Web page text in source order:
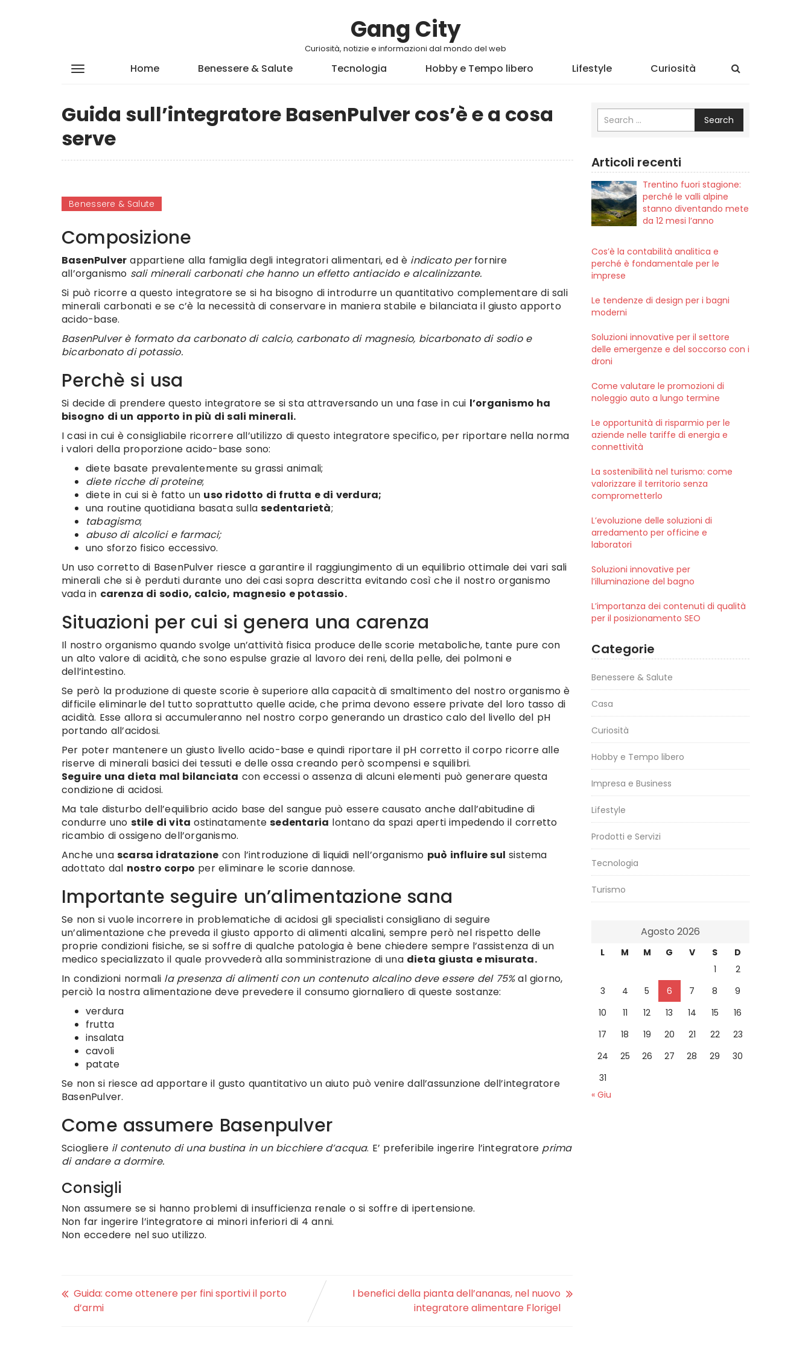
Gang City
Curiosità, notizie e informazioni dal mondo del web
Home Benessere & Salute Tecnologia Hobby e Tempo libero Lifestyle Curiosità
Guida sull’integratore BasenPulver cos’è e a cosa
serve
Benessere & Salute
Composizione
BasenPulver appartiene alla famiglia degli integratori alimentari, ed è indicato perfornire
all’organismo sali minerali carbonati che hanno un effetto antiacido e alcalinizzante.
Si può ricorre a questo integratore se si ha bisogno di introdurre un quantitativo complementare di sali
minerali carbonati e se c’è la necessità di conservare in maniera stabile e bilanciata il giusto apporto
acido-base.
BasenPulver è formato da carbonato di calcio, carbonato di magnesio, bicarbonato di sodio e
bicarbonato di potassio.
Perchè si usa
Si decide di prendere questo integratore se si sta attraversando un una fase in cui l’organismo ha
bisogno di un apporto in più di sali minerali.
I casi in cui è consigliabile ricorrere all’utilizzo di questo integratore specifico, per riportare nella norma
i valori della proporzione acido-base sono:
diete basate prevalentemente su grassi animali;
diete ricche di proteine;
diete in cui si è fatto un uso ridotto di frutta e di verdura;
una routine quotidiana basata sullasedentarietà;
tabagismo;
abuso di alcolici e farmaci;
uno sforzo fisico eccessivo.
Un uso corretto di BasenPulver riesce a garantire il raggiungimento di un equilibrio ottimale dei vari sali
minerali che si è perduti durante uno dei casi sopra descritta evitando così che il nostro organismo
vada in carenza di sodio, calcio, magnesio e potassio.
Situazioni per cui si genera una carenza
Il nostro organismo quando svolge un’attività fisica produce delle scorie metaboliche, tante pure con
un alto valore di acidità, che sono espulse grazie al lavoro dei reni, della pelle, dei polmoni e
dell’intestino.
Se però la produzione di queste scorie è superiore alla capacità di smaltimento del nostro organismo è
difficile eliminarle del tutto soprattutto quelle acide, che prima devono essere private del loro tasso di
acidità. Esse allora si accumuleranno nel nostro corpo generando un drastico calo del livello del pH
portando all’acidosi.
Per poter mantenere un giusto livello acido-base e quindi riportare il pH corretto il corpo ricorre alle
riserve di minerali basici dei tessuti e delle ossa creando però scompensi e squilibri.
Seguire una dieta mal bilanciata con eccessi o assenza di alcuni elementi può generare questa
condizione di acidosi.
Ma tale disturbo dell’equilibrio acido base del sangue può essere causato anche dall’abitudine di
condurre uno stile di vita ostinatamentesedentaria lontano da spazi aperti impedendo il corretto
ricambio di ossigeno dell’organismo.
Anche una scarsa idratazione con l’introduzione di liquidi nell’organismo può influire sul sistema
adottato dal nostro corpo per eliminare le scorie dannose.
Importante seguire un’alimentazione sana
Se non si vuole incorrere in problematiche di acidosi gli specialisti consigliano di seguire
un’alimentazione che preveda il giusto apporto di alimenti alcalini, sempre però nel rispetto delle
proprie condizioni fisiche, se si soffre di qualche patologia è bene chiedere sempre l’assistenza di un
medico specializzato il quale provvederà alla somministrazione di una dieta giusta e misurata.
In condizioni normali la presenza di alimenti con un contenuto alcalino deve essere del 75%al giorno,
perciò la nostra alimentazione deve prevedere il consumo giornaliero di queste sostanze:
verdura
frutta
insalata
cavoli
patate
Se non si riesce ad apportare il gusto quantitativo un aiuto può venire dall’assunzione dell’integratore
BasenPulver.
Come assumere Basenpulver
Sciogliere il contenuto di una bustina in un bicchiere d’acqua. E’ preferibile ingerire l’integratore prima
di andare a dormire.
Consigli
Non assumere se si hanno problemi di insufficienza renale o si soffre di ipertensione.
Non far ingerire l’integratore ai minori inferiori di 4 anni.
Non eccedere nel suo utilizzo.
Guida: come ottenere per fini sportivi il porto
d’armi
I benefici della pianta dell’ananas, nel nuovo
integratore alimentare Florigel
Search
Articoli recenti
Trentino fuori stagione:
perché le valli alpine
stanno diventando mete
da 12 mesi l’anno
Cos’è la contabilità analitica e
perché è fondamentale per le
imprese
Le tendenze di design per i bagni
moderni
Soluzioni innovative per il settore
delle emergenze e del soccorso con i
droni
Come valutare le promozioni di
noleggio auto a lungo termine
Le opportunità di risparmio per le
aziende nelle tariffe di energia e
connettività
La sostenibilità nel turismo: come
valorizzare il territorio senza
comprometterlo
L’evoluzione delle soluzioni di
arredamento per officine e
laboratori
Soluzioni innovative per
l’illuminazione del bagno
L’importanza dei contenuti di qualità
per il posizionamento SEO
Categorie
Benessere & Salute
Casa
Curiosità
Hobby e Tempo libero
Impresa e Business
Lifestyle
Prodotti e Servizi
Tecnologia
Turismo
Agosto 2026
L M M G V S
D
1
2
3
4 5 6 7 8
9
10
11 12 13 14 15
16
17
18 19 20 21 22
23
24
25 26 27 28 29
30
31
« Giu